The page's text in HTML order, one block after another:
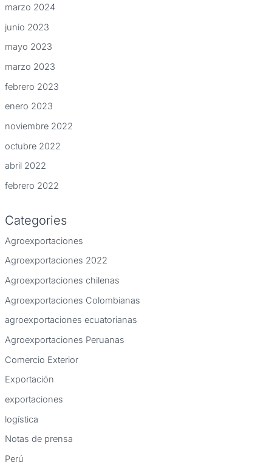
marzo 2024
junio 2023
mayo 2023
marzo 2023
febrero 2023
enero 2023
noviembre 2022
octubre 2022
abril 2022
febrero 2022
Categories
Agroexportaciones
Agroexportaciones 2022
Agroexportaciones chilenas
Agroexportaciones Colombianas
agroexportaciones ecuatorianas
Agroexportaciones Peruanas
Comercio Exterior
Exportación
exportaciones
logística
Notas de prensa
Perú